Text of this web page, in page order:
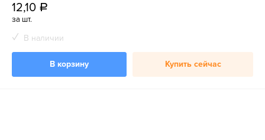
12,10 a
за шт.
В наличии
В корзину Купить сейчас